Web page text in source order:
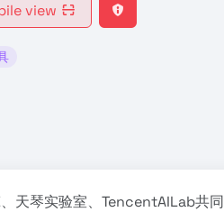
view
天琴实验室、TencentAILab共同